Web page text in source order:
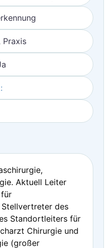
Praxis
Aktuell Leiter
des
Standortleiters für
Chirurgie und
(großer